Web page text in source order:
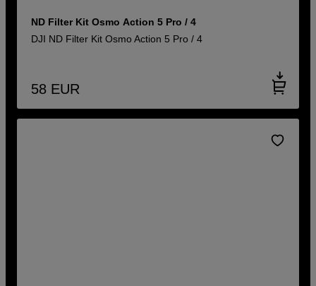
ND Filter Kit Osmo Action 5 Pro / 4
DJI ND Filter Kit Osmo Action 5 Pro / 4
58 EUR